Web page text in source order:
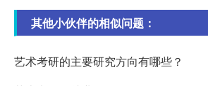
其他小伙伴的相似问题：
艺术考研的主要研究方向有哪些？